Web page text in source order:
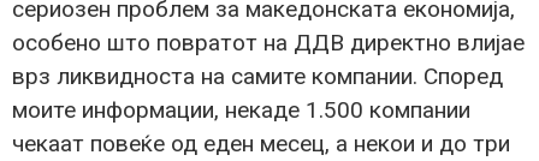
сериозен проблем за македонската економија,
особено што повратот на ДДВ директно влијае
врз ликвидноста на самите компании. Според
моите информации, некаде 1.500 компании
чекаат повеќе од еден месец, а некои и до три